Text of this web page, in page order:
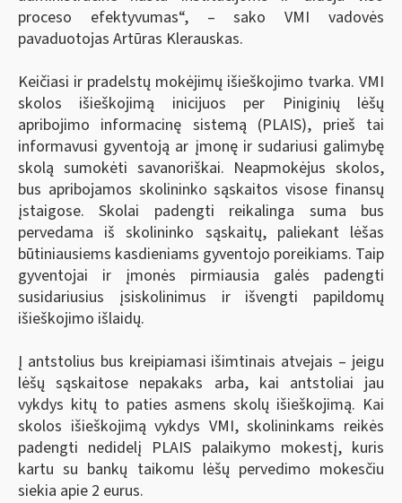
proceso efektyvumas“, – sako VMI vadovės
pavaduotojas Artūras Klerauskas.
Keičiasi ir pradelstų mokėjimų išieškojimo tvarka. VMI
skolos išieškojimą inicijuos per Piniginių lėšų
apribojimo informacinę sistemą (PLAIS), prieš tai
informavusi gyventoją ar įmonę ir sudariusi galimybę
skolą sumokėti savanoriškai. Neapmokėjus skolos,
bus apribojamos skolininko sąskaitos visose finansų
įstaigose. Skolai padengti reikalinga suma bus
pervedama iš skolininko sąskaitų, paliekant lėšas
būtiniausiems kasdieniams gyventojo poreikiams. Taip
gyventojai ir įmonės pirmiausia galės padengti
susidariusius įsiskolinimus ir išvengti papildomų
išieškojimo išlaidų.
Į antstolius bus kreipiamasi išimtinais atvejais – jeigu
lėšų sąskaitose nepakaks arba, kai antstoliai jau
vykdys kitų to paties asmens skolų išieškojimą. Kai
skolos išieškojimą vykdys VMI, skolininkams reikės
padengti nedidelį PLAIS palaikymo mokestį, kuris
kartu su bankų taikomu lėšų pervedimo mokesčiu
siekia apie 2 eurus.